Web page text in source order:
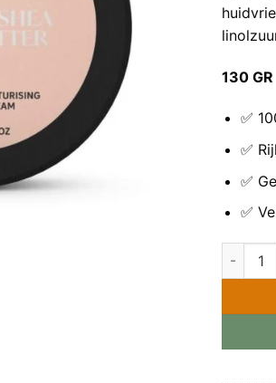
130 GR
✅
✅
✅
✅
Flow